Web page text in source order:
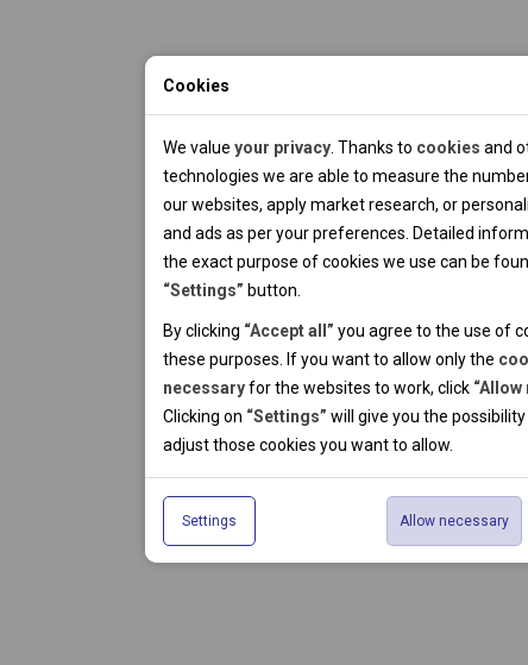
Cookies
We value your privacy . Thanks to cookies and
technologies we are able to measure the
our websites, apply market research, or
and ads as per your preferences. Detailed
the exact purpose of cookies we use can be
“Settings” button.
By clicking “Accept all” you agree to the use of
these purposes. If you want to allow only the
necessaryfor the websites to work, click “Allow
Clicking on “Settings” will give you the
adjust those cookies you want to allow.
Settings Allow necessary
Technical cookies help the websites to work
allowing basic functionalities like navigation and
secured sections of the websites. The websites
properly without these cookies.
Analytical cookies
Thanks to the analytical cookies we are able to
of the websites, sources of visits, ads
reach. Data collected this way is processed
without any link to a specific user. Without your
our use of analytical cookies, we are not able to
optimize the websites' performance.
Personal cookies
Personal cookies allow us adjust the websites'
your specific needs and preferencies. Denying
personal cookies may lead to displaying
for the particular user, and irrelevant offers or
recommendations.
Marketing cookies
The use of marketing cookies facilitate
advertisements by either us or a third party on
party websites. Theese type of cookies helps us